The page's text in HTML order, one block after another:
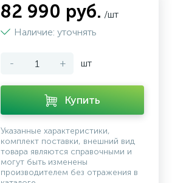
82 990 руб. /шт
Наличие: уточнять
- + шт
Купить
Указанные характеристики,
комплект поставки, внешний вид
товара являются справочными и
могут быть изменены
производителем без отражения в